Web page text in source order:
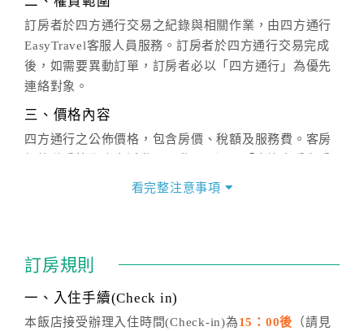
訂房者於四方通行交易之紀錄與相關作業，由四方通行
EasyTravel客服人員服務。訂房者於四方通行交易完成
後，如需要異動訂單，訂房者必以「四方通行」為優先
連絡對象。
三、價格內容
四方通行之公佈價格，包含房價、稅額及服務費。客房
價」之當日價格為標準。
話方式異動訂單。
※非客服時間之申辦異動，皆為次日計算及辦理。
五、客服時間
看完整注意事項
訂房規則
一、入住手續(Check in)
本飯店接受辦理入住時間(Check-in)為15：00後 （請見